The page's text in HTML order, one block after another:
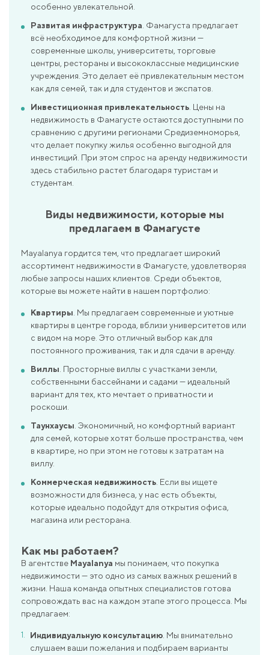
особенно увлекательной.
Развитая инфраструктура. Фамагуста предлагает
всё необходимое для комфортной жизни —
современные школы, университеты, торговые
центры, рестораны и высококлассные медицинские
учреждения. Это делает её привлекательным местом
как для семей, так и для студентов и экспатов.
Инвестиционная привлекательность. Цены на
недвижимость в Фамагусте остаются доступными по
сравнению с другими регионами Средиземноморья,
что делает покупку жилья особенно выгодной для
инвестиций. При этом спрос на аренду недвижимости
здесь стабильно растет благодаря туристам и
студентам.
Виды недвижимости, которые мы
предлагаем в Фамагусте
Mayalanya гордится тем, что предлагает широкий
ассортимент недвижимости в Фамагусте, удовлетворяя
любые запросы наших клиентов. Среди объектов,
которые вы можете найти в нашем портфолио:
Квартиры. Мы предлагаем современные и уютные
квартиры в центре города, вблизи университетов или
с видом на море. Это отличный выбор как для
постоянного проживания, так и для сдачи в аренду.
Виллы. Просторные виллы с участками земли,
собственными бассейнами и садами — идеальный
вариант для тех, кто мечтает о приватности и
роскоши.
Таунхаусы. Экономичный, но комфортный вариант
для семей, которые хотят больше пространства, чем
в квартире, но при этом не готовы к затратам на
виллу.
Коммерческая недвижимость. Если вы ищете
возможности для бизнеса, у нас есть объекты,
которые идеально подойдут для открытия офиса,
магазина или ресторана.
Как мы работаем?
В агентстве Mayalanya мы понимаем, что покупка
недвижимости — это одно из самых важных решений в
жизни. Наша команда опытных специалистов готова
сопровождать вас на каждом этапе этого процесса. Мы
предлагаем:
Индивидуальную консультацию. Мы внимательно
слушаем ваши пожелания и подбираем варианты